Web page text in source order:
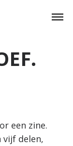
een zine.
vijf delen,